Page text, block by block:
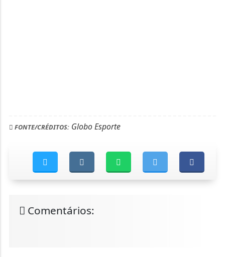
FONTE/CRÉDITOS:Globo Esporte
Comentários: